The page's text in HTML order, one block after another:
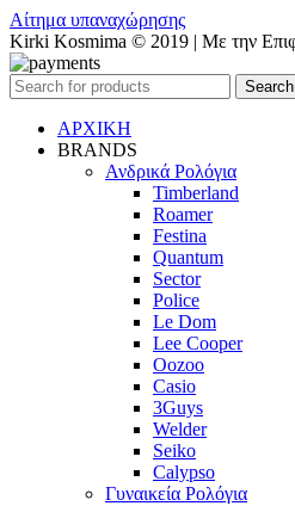
Αίτημα υπαναχώρησης
Kirki Kosmima © 2019 | Με την
Search
ΑΡΧΙΚΗ
BRANDS
Ανδρικά Ρολόγια
Timberland
Roamer
Festina
Quantum
Sector
Police
Le Dom
Lee Cooper
Oozoo
Casio
3Guys
Welder
Seiko
Calypso
Γυναικεία Ρολόγια